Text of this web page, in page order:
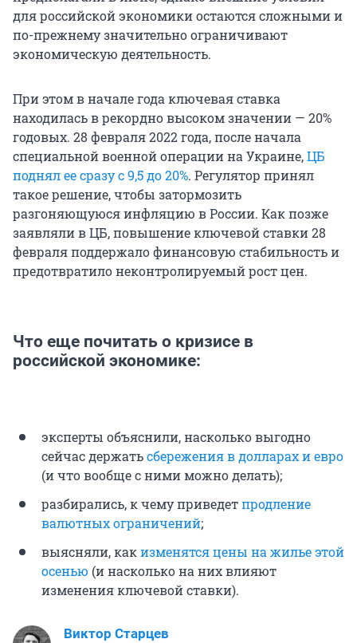
для российской экономики остаются сложными и
по-прежнему значительно ограничивают
экономическую деятельность.
При этом в начале года ключевая ставка
находилась в рекордно высоком значении — 20%
годовых. 28 февраля 2022 года, после начала
специальной военной операции на Украине,ЦБ
поднял ее сразу с 9,5 до 20%. Регулятор принял
такое решение, чтобы затормозить
разгоняющуюся инфляцию в России. Как позже
заявляли в ЦБ, повышение ключевой ставки 28
февраля поддержало финансовую стабильность и
предотвратило неконтролируемый рост цен.
Что еще почитать о кризисе в
российской экономике:
эксперты объяснили, насколько выгодно
сейчас держатьсбережения в долларах и евро
(и что вообще с ними можно делать);
разбирались, к чему приведетпродление
валютных ограничений;
выясняли, какизменятся цены на жилье этой
осенью (и насколько на них влияют
изменения ключевой ставки).
Виктор Старцев